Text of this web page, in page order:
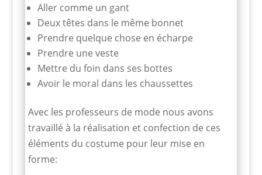
Aller comme un gant
Deux têtes dans le même bonnet
Prendre quelque chose en écharpe
Prendre une veste
Mettre du foin dans ses bottes
Avoir le moral dans les chaussettes
Avec les professeurs de mode nous avons
travaillé à la réalisation et confection de ces
éléments du costume pour leur mise en
forme: